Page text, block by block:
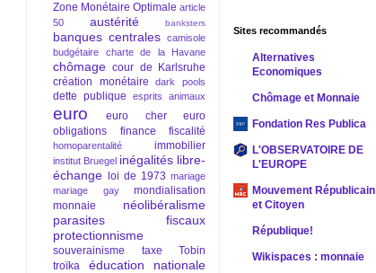
Zone Monétaire Optimale article
50
austérité banksters
banques centrales camisole
budgétaire
charte de la Havane
chômage cour de Karlsruhe
création monétaire
dark pools
dette publique esprits animaux
euro euro cher
euro
obligations
finance fiscalité
homoparentalité immobilier
institut Bruegel inégalités libre-
échange
loi de 1973 mariage
mariage gay
mondialisation
monnaie
néolibéralisme
parasites fiscaux
protectionnisme
souverainisme
taxe Tobin
troïka
éducation nationale
Sites recommandés
Alternatives
Economiques
Chômage et Monnaie
Fondation Res Publica
L'OBSERVATOIRE DE
L'EUROPE
Mouvement Républicain
et Citoyen
République!
Wikispaces : monnaie